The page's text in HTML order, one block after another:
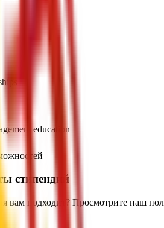
education
стипендий
вам подходит? Просмотрите наш